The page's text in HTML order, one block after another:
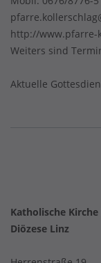
http://www.pfarre-
Weiters sind
Aktuelle
Katholische
Diözese Linz